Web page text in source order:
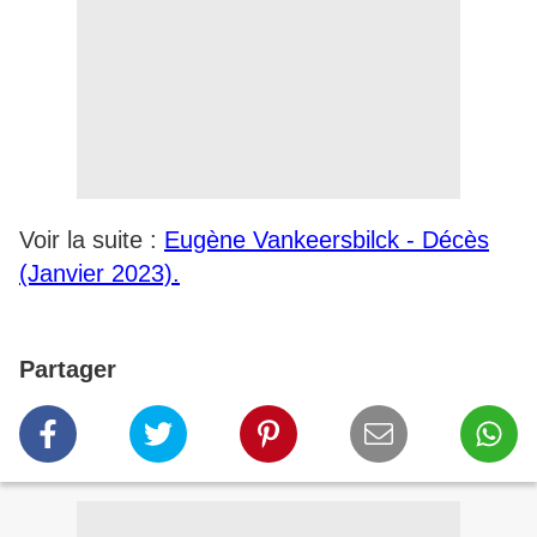
Voir la suite : Eugène Vankeersbilck - Décès
(Janvier 2023).
Partager